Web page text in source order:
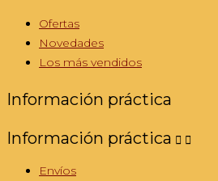
Ofertas
Novedades
Los más vendidos
Información práctica
Información práctica  
Envíos